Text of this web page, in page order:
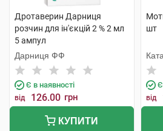
Дротаверин Дарниця
розчин для ін'єкцій 2 % 2 мл
5 ампул
Дарниця ФФ
Є в наявності
від 126.00 грн
КУПИТИ
шт
СА
Є
від